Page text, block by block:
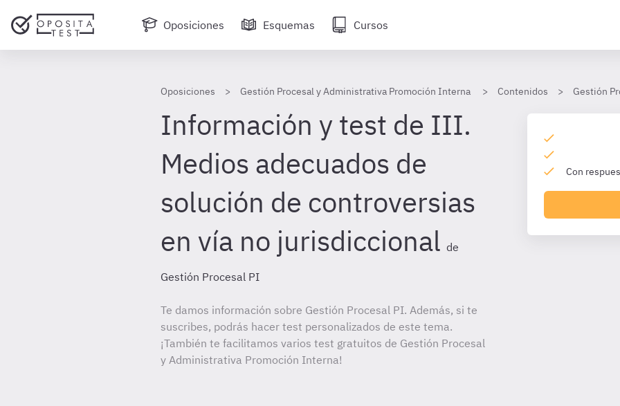
Oposiciones Esquemas Cursos
Oposiciones Gestión Procesal y Administrativa Promoción Interna Contenidos Gestión
Información y test de III.
Medios adecuados de
solución de controversias
en vía no jurisdiccional de
Gestión Procesal PI
Te damos información sobre Gestión Procesal PI. Además, si te
suscribes, podrás hacer test personalizados de este tema.
¡También te facilitamos varios test gratuitos de Gestión Procesal
y Administrativa Promoción Interna!
Con